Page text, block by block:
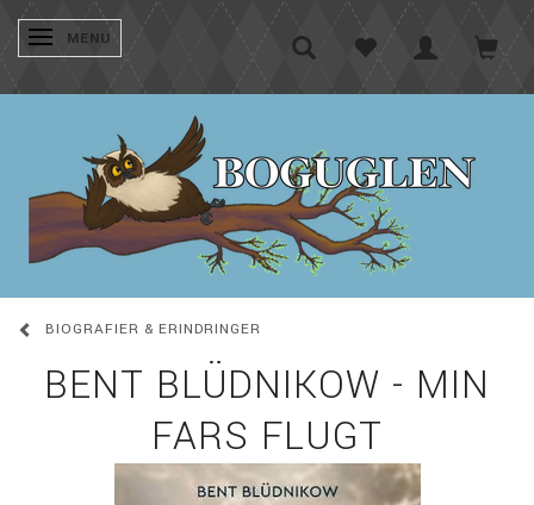
SKIFTE NAVIGATION
MENU
BIOGRAFIER & ERINDRINGER
BENT BLÜDNIKOW - MIN
FARS FLUGT